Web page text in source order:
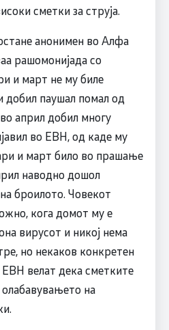
сметки за струја.
анонимен во Алфа
рашомонијада со
и март не му биле
добил паушал помал од
април добил многу
во ЕВН, од каде му
и март било во прашање
наводно дошол
броилото. Човекот
кога домот му е
вирусот и никој нема
но некаков конкретен
велат дека сметките
на